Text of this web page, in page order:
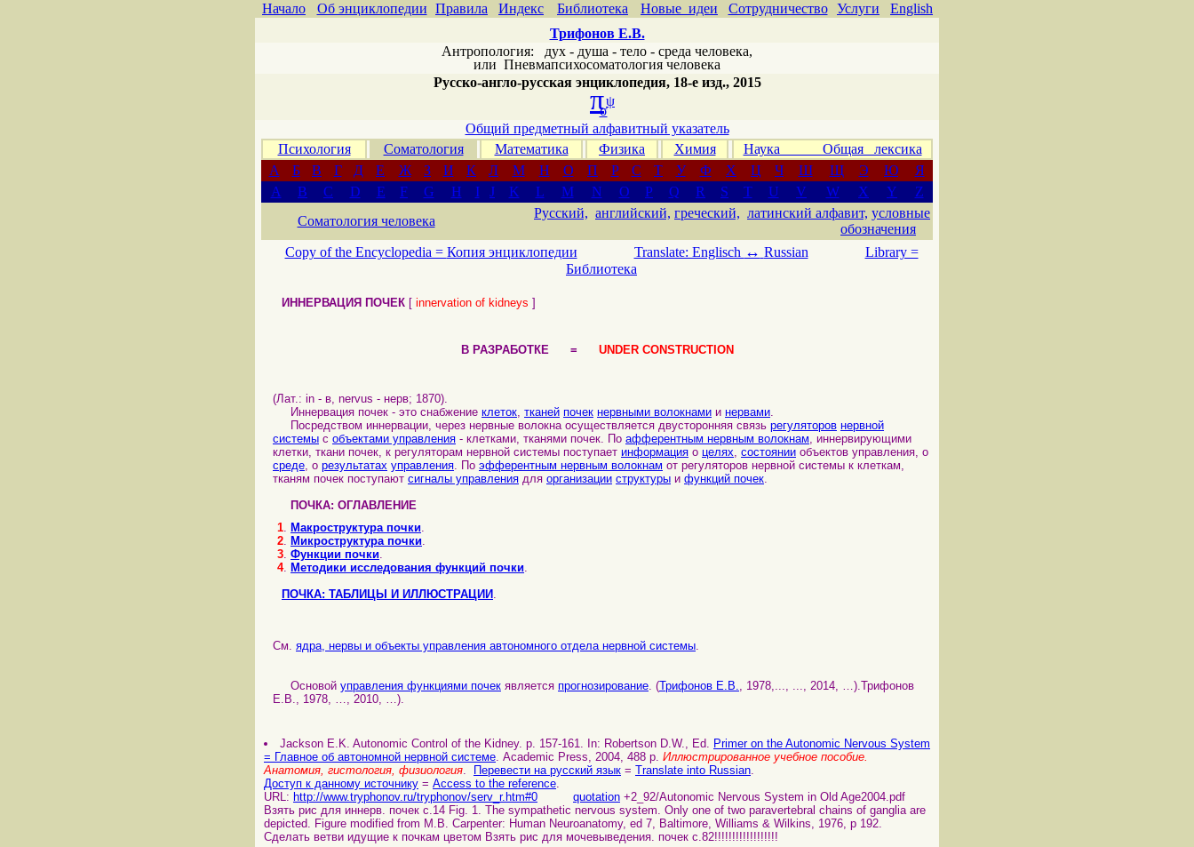
Начало Об энциклопедии Правила Индекс Библиотека Новые идеи Сотрудничество Услуги
English
Трифонов Е.В.
Антропология: дух - душа - тело - среда человека,
или Пневмапсихосоматология человека
Русско-англо-русская энциклопедия, 18-е изд., 2015
πψ
σ
Общий предметный алфавитный указатель
Психология
Соматология Математика Физика Химия
Наука Общая лексика
А
Б В Г Д Е Ж З И К Л М Н О П Р С Т У Ф Х Ц Ч Ш Щ Э Ю
Я
A
B C D E F G H I J K L M N O P Q R S T U V W X Y
Z
Соматология человека
Русский, английский, греческий, латинский алфавит, условные
обозначения
Copy of the Encyclopedia = Копия энциклопедии Translate: Englisch ↔ Russian
Library =
Библиотека
ИННЕРВАЦИЯ ПОЧЕК [ innervation of kidneys ]
В РАЗРАБОТКЕ = UNDER CONSTRUCTION
(Лат.: in - в, nervus - нерв; 1870).
Иннервация почек - это снабжение клеток, тканей почек нервными волокнами и нервами.
Посредством иннервации, через нервные волокна осуществляется двусторонняя связь регуляторов нервной
системы с объектами управления - клетками, тканями почек. По афферентным нервным волокнам, иннервирующими
клетки, ткани почек, к регуляторам нервной системы поступает информация о целях, состоянии объектов управления, о
среде, о результатах управления. По эфферентным нервным волокнам от регуляторов нервной системы к клеткам,
тканям почек поступают сигналы управления для организации структуры и функций почек.
ПОЧКА: ОГЛАВЛЕНИЕ
1. Макроструктура почки.
2. Микроструктура почки.
3. Функции почки.
4. Методики исследования функций почки.
ПОЧКА: ТАБЛИЦЫ И ИЛЛЮСТРАЦИИ .
См. ядра, нервы и объекты управления автономного отдела нервной системы.
Основой управления функциями почек является прогнозирование. (Трифонов Е.В., 1978,..., ..., 2014, …).Трифонов
Е.В., 1978, …, 2010, …).
Jackson E.K. Autonomic Control of the Kidney. p. 157-161. In: Robertson D.W., Ed. Primer on the Autonomic Nervous System
= Главное об автономной нервной системе. Academic Press, 2004, 488 p. Иллюстрированное учебное пособие.
Анатомия, гистология, физиология. Перевести на русский язык = Translate into Russian.
Доступ к данному источнику = Access to the reference.
URL: http://www.tryphonov.ru/tryphonov/serv_r.htm#0 quotation +2_92/Autonomic Nervous System in Old Age2004.pdf
Взять рис для иннерв. почек с.14 Fig. 1. The sympathetic nervous system. Only one of two paravertebral chains of ganglia are
depicted. Figure modified from M.B. Carpenter: Human Neuroanatomy, ed 7, Baltimore, Williams & Wilkins, 1976, p 192.
Сделать ветви идущие к почкам цветом Взять рис для мочевыведения. почек с.82!!!!!!!!!!!!!!!!!!